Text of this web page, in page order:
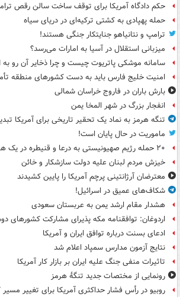
حکم دادگاه آمریکا برای توقف ساخت سالن رقص
حمله پهپادی به کشتی ترکیه‌ای در دریای سیاه
ترامپ و نتانیاهو جنایتکار جنگی هستند!
میزبانی استقلال در آسیا به امارات می‌رسد؟
سامانه موشکی پاتریوت چیست و چرا ذخایر آن رو به
امنیت خلیج فارس باید به دست کشورهای منطقه
بارش باران در فاروج خراسان شمالی
انفجار بزرگ در شهر المخا یمن
تنگه هرمز به نماد یک تحقیر تاریخی برای آمریکا
ماموریت در حال پایان است!
۲۰ حمله رژیم صهیونیستی به درعا و قنیطره در یک هفته
خیزش مردم لبنان علیه دولت سازشکار و خائن
معترضان آرژانتینی پرچم آمریکا را پایین کشیدند
شکاف‌های عمیق در اسرائیل!
هشدار مقام ارشد یمن به عربستان سعودی
اردوغان: توافقنامه مکه پذیرای مشارکت کشورهای
ادعای بسنت درباره توافق ایران و آمریکا
نتایج آزمون مدارس سمپاد اعلام شد
تاثیرات منفی جنگ علیه ایران بر بازار کار آمریکا
رونمایی از مختصات جدید تنگۀ هرمز
روبیو در رأس فشار حداکثری آمریکا برای تغییر مسیر